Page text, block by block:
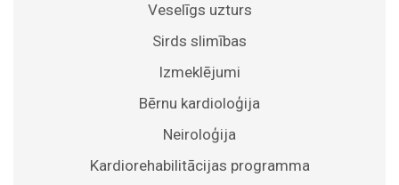
Veselīgs uzturs
Sirds slimības
Izmeklējumi
Bērnu kardioloģija
Neiroloģija
Kardiorehabilitācijas programma